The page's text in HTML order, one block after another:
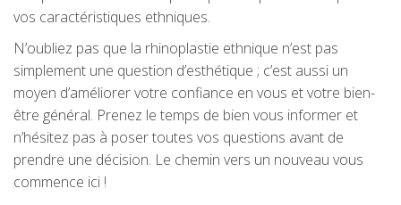
vos caractéristiques ethniques.
N’oubliez pas que la rhinoplastie ethnique n’est pas
simplement une question d’esthétique ; c’est aussi un
moyen d’améliorer votre confiance en vous et votre bien-
être général. Prenez le temps de bien vous informer et
n’hésitez pas à poser toutes vos questions avant de
prendre une décision. Le chemin vers un nouveau vous
commence ici !